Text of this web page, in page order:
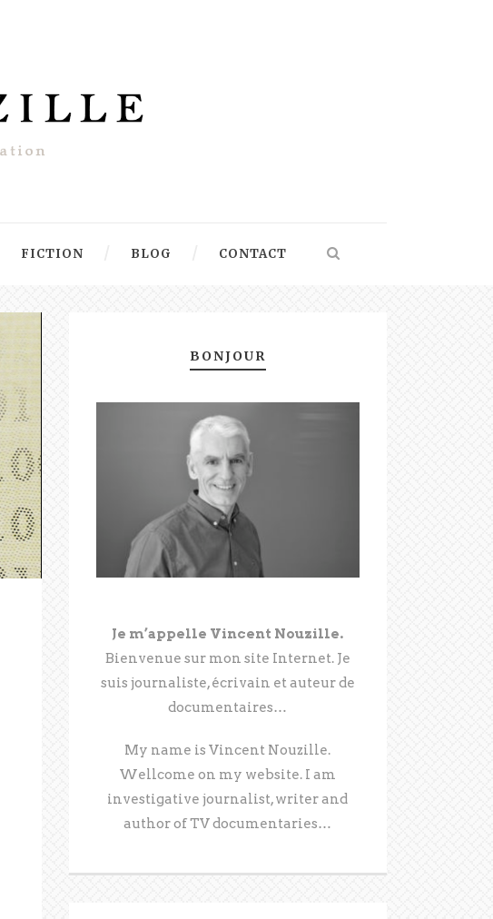
FICTION BLOG CONTACT
BONJOUR
Je m’appelle Vincent Nouzille.
Bienvenue sur mon site Internet. Je
suis journaliste, écrivain et auteur de
documentaires…
My name is Vincent Nouzille.
Wellcome on my website. I am
investigative journalist, writer and
author of TV documentaries…